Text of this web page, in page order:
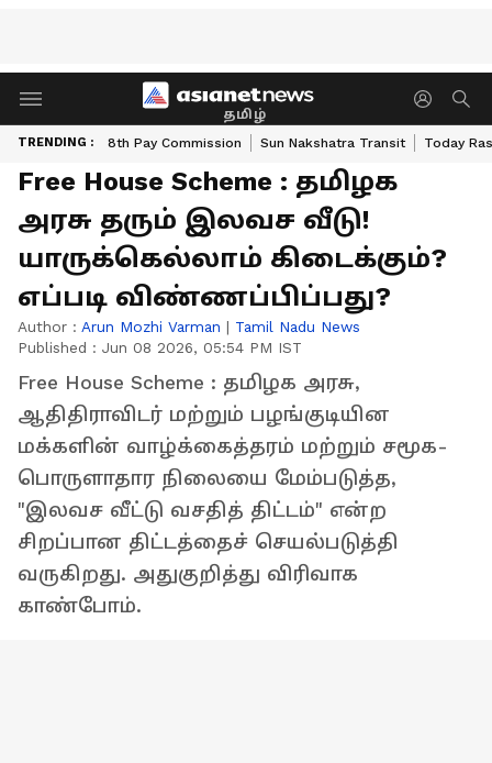
தமிழ்
TRENDING : 8th Pay Commission Sun Nakshatra Transit Today
Free House Scheme : தமிழக
அரசு தரும் இலவச வீடு!
யாருக்கெல்லாம் கிடைக்கும்?
எப்படி விண்ணப்பிப்பது?
Author : Arun Mozhi Varman | Tamil Nadu News
Published : Jun 08 2026, 05:54 PM IST
Free House Scheme : தமிழக அரசு,
ஆதிதிராவிடர் மற்றும் பழங்குடியின
மக்களின் வாழ்க்கைத்தரம் மற்றும் சமூக-
பொருளாதார நிலையை மேம்படுத்த,
"இலவச வீட்டு வசதித் திட்டம்" என்ற
சிறப்பான திட்டத்தைச் செயல்படுத்தி
வருகிறது. அதுகுறித்து விரிவாக
காண்போம்.